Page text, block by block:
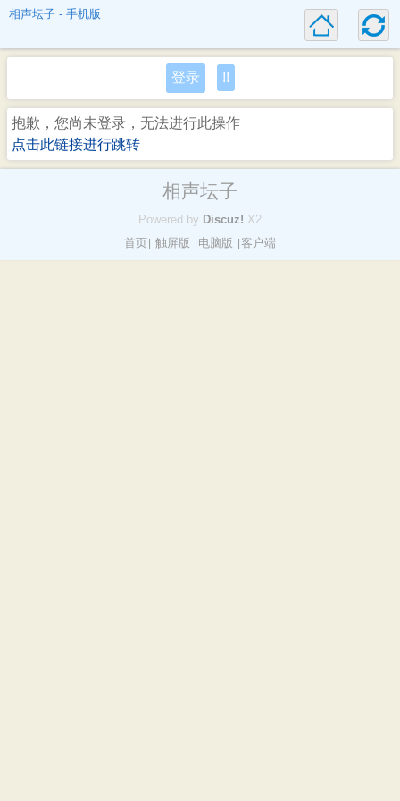
相声坛子 - 手机版
登录 !!
抱歉，您尚未登录，无法进行此操作
点击此链接进行跳转
相声坛子
Powered by Discuz! X2
首页 触屏版 电脑版 客户端